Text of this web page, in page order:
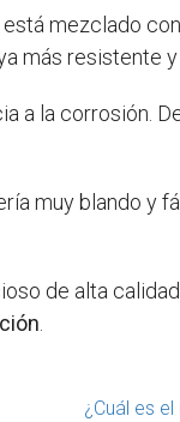
mezclado
más resistente
a la corrosión.
muy blando y
de alta
¿Cuál es